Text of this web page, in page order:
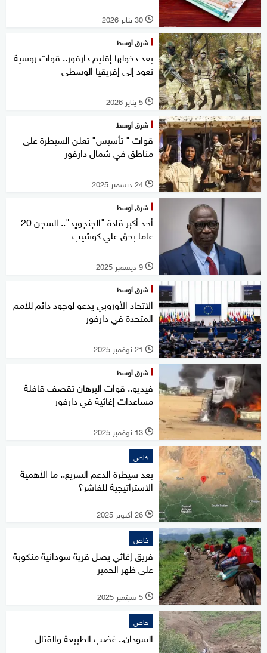
l 30 يناير 2026
شرق أوسط
بعد دخولها إقليم دارفور.. قوات روسية
تعود إلى إفريقيا الوسطى
l 5 يناير 2026
شرق أوسط
قوات " تأسيس" تعلن السيطرة على
مناطق في شمال دارفور
l 24 ديسمبر 2025
شرق أوسط
أحد أكبر قادة "الجنجويد".. السجن 20
عاما بحق علي كوشيب
l 9 ديسمبر 2025
شرق أوسط
الاتحاد الأوروبي يدعو لوجود دائم للأمم
المتحدة في دارفور
l 21 نوفمبر 2025
شرق أوسط
فيديو.. قوات البرهان تقصف قافلة
مساعدات إغاثية في دارفور
l 13 نوفمبر 2025
خاص
بعد سيطرة الدعم السريع.. ما الأهمية
الاستراتيجية للفاشر؟
l 26 أكتوبر 2025
خاص
فريق إغاثي يصل قرية سودانية منكوبة
على ظهر الحمير
l 5 سبتمبر 2025
خاص
السودان.. غضب الطبيعة والقتال